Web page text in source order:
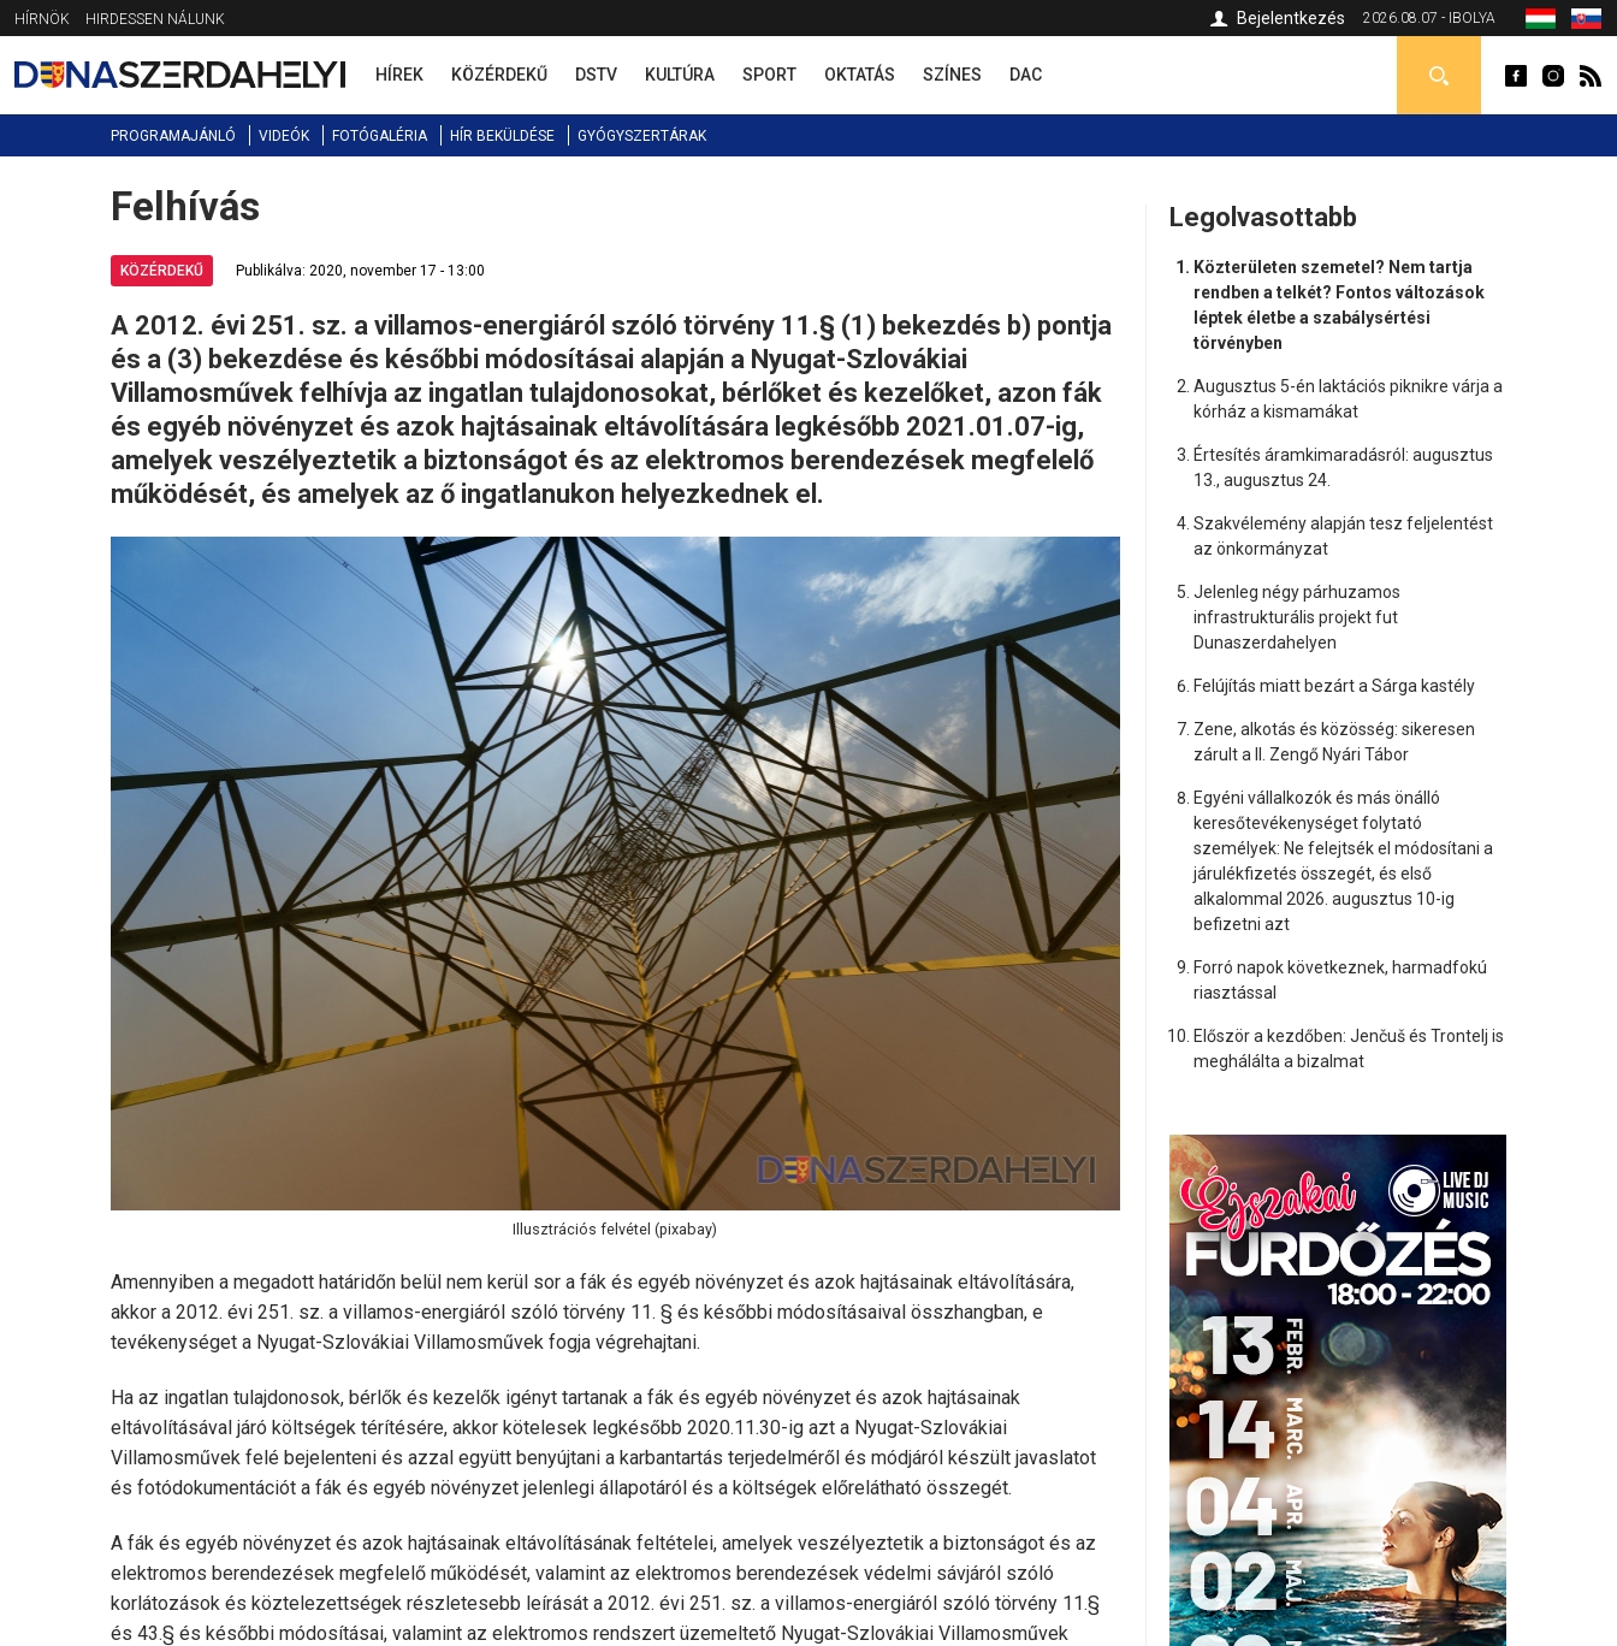
Jump
to
navigation
HÍRNÖK HIRDESSEN NÁLUNK 2026.08.07 - IBOLYA
Bejelentkezés
HÍREK KÖZÉRDEKŰ DSTV KULTÚRA SPORT OKTATÁS SZÍNES DAC
PROGRAMAJÁNLÓ VIDEÓK FOTÓGALÉRIA HÍR BEKÜLDÉSE GYÓGYSZERTÁRAK
Back
to
Felhívás
KÖZÉRDEKŰ Publikálva: 2020, november 17 - 13:00
A 2012. évi 251. sz. a villamos-energiáról szóló törvény 11.§ (1) bekezdés b) pontja
és a (3) bekezdése és későbbi módosításai alapján a Nyugat-Szlovákiai
Villamosművek felhívja az ingatlan tulajdonosokat, bérlőket és kezelőket, azon fák
és egyéb növényzet és azok hajtásainak eltávolítására legkésőbb 2021.01.07-ig,
amelyek veszélyeztetik a biztonságot és az elektromos berendezések megfelelő
működését, és amelyek az ő ingatlanukon helyezkednek el.
Illusztrációs felvétel (pixabay)
Amennyiben a megadott határidőn belül nem kerül sor a fák és egyéb növényzet és azok hajtásainak eltávolítására,
akkor a 2012. évi 251. sz. a villamos-energiáról szóló törvény 11. § és későbbi módosításaival összhangban, e
tevékenységet a Nyugat-Szlovákiai Villamosművek fogja végrehajtani.
Ha az ingatlan tulajdonosok, bérlők és kezelők igényt tartanak a fák és egyéb növényzet és azok hajtásainak
eltávolításával járó költségek térítésére, akkor kötelesek legkésőbb 2020.11.30-ig azt a Nyugat-Szlovákiai
Villamosművek felé bejelenteni és azzal együtt benyújtani a karbantartás terjedelméről és módjáról készült javaslatot
és fotódokumentációt a fák és egyéb növényzet jelenlegi állapotáról és a költségek előrelátható összegét.
A fák és egyéb növényzet és azok hajtásainak eltávolításának feltételei, amelyek veszélyeztetik a biztonságot és az
elektromos berendezések megfelelő működését, valamint az elektromos berendezések védelmi sávjáról szóló
korlátozások és köztelezettségek részletesebb leírását a 2012. évi 251. sz. a villamos-energiáról szóló törvény 11.§
és 43.§ és későbbi módosításai, valamint az elektromos rendszert üzemeltető Nyugat-Szlovákiai Villamosművek
Legolvasottabb
Közterületen szemetel? Nem tartja
rendben a telkét? Fontos változások
léptek életbe a szabálysértési
törvényben
Augusztus 5-én laktációs piknikre várja a
kórház a kismamákat
Értesítés áramkimaradásról: augusztus
13., augusztus 24.
Szakvélemény alapján tesz feljelentést
az önkormányzat
Jelenleg négy párhuzamos
infrastrukturális projekt fut
Dunaszerdahelyen
Felújítás miatt bezárt a Sárga kastély
Zene, alkotás és közösség: sikeresen
zárult a II. Zengő Nyári Tábor
Egyéni vállalkozók és más önálló
keresőtevékenységet folytató
személyek: Ne felejtsék el módosítani a
járulékfizetés összegét, és első
alkalommal 2026. augusztus 10-ig
befizetni azt
Forró napok következnek, harmadfokú
riasztással
Először a kezdőben: Jenčuš és Trontelj is
meghálálta a bizalmat